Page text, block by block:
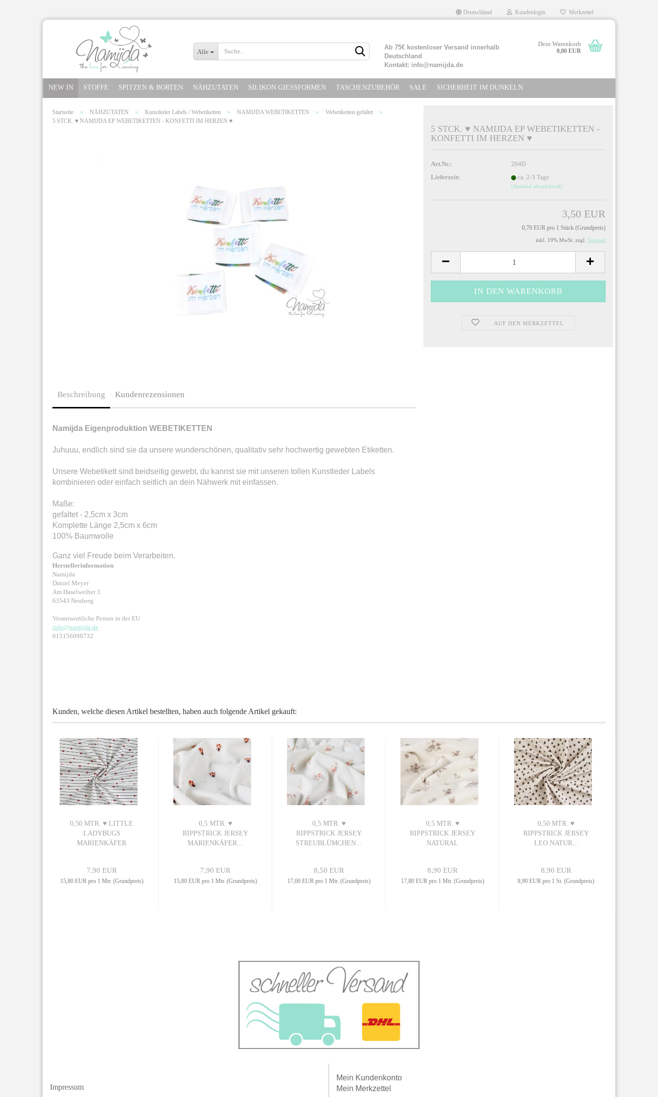
Deutschland Kundenlogin
Passwort vergessen?
Merkzettel
Alle
Ab 75€ kostenloser Versand innerhalb
Deutschland
Kontakt: info@namijda.de
Dein Warenkorb
0,00 EUR
NEW IN STOFFE SPITZEN & BORTEN NÄHZUTATEN SILIKON GIESSFORMEN TASCHENZUBEHÖR SALE SICHERHEIT IM DUNKELN
Startseite » NÄHZUTATEN » Kunstleder Labels / Webetiketten » NAMIJDA WEBETIKETTEN » Webetiketten gefaltet »
5 STCK. ♥ NAMIJDA EP WEBETIKETTEN - KONFETTI IM HERZEN ♥
5 STCK. ♥ NAMIJDA EP WEBETIKETTEN -
KONFETTI IM HERZEN ♥
Art.Nr.:
204D
Lieferzeit:
ca. 2-3 Tage
(Ausland abweichend)
3,50 EUR
0,70 EUR pro 1 Stück (Grundpreis)
inkl. 19% MwSt. zzgl. Versand
AUF DEN MERKZETTEL
Beschreibung Kundenrezensionen
Namijda Eigenproduktion WEBETIKETTEN
Juhuuu, endlich sind sie da unsere wunderschönen, qualitativ sehr hochwertig gewebten Etiketten.
Unsere Webetikett sind beidseitig gewebt, du kannst sie mit unseren tollen Kunstleder Labels
kombinieren oder einfach seitlich an dein Nähwerk mit einfassen.
Maße:
gefaltet - 2,5cm x 3cm
Komplette Länge 2,5cm x 6cm
100% Baumwolle
Ganz viel Freude beim Verarbeiten.
Herstellerinformation
Namijda
Daniel Meyer
Am Haselweiher 3
63543 Neuberg
Verantwortliche Person in der EU
info@namijda.de
015156098732
Kunden, welche diesen Artikel bestellten, haben auch folgende Artikel gekauft:
0,50 MTR. ♥ LITTLE
LADYBUGS
MARIENKÄFER
7,90 EUR
15,80 EUR pro 1 Mtr. (Grundpreis)
0,5 MTR. ♥
RIPPSTRICK JERSEY
MARIENKÄFER...
7,90 EUR
15,80 EUR pro 1 Mtr. (Grundpreis)
0,5 MTR. ♥
RIPPSTRICK JERSEY
STREUBLÜMCHEN...
8,50 EUR
17,00 EUR pro 1 Mtr. (Grundpreis)
0,5 MTR. ♥
RIPPSTRICK JERSEY
NATURAL
8,90 EUR
17,80 EUR pro 1 Mtr. (Grundpreis)
0,50 MTR. ♥
RIPPSTRICK JERSEY
LEO NATUR...
8,90 EUR
8,90 EUR pro 1 St. (Grundpreis)
Impressum
Mein Kundenkonto
Mein Merkzettel